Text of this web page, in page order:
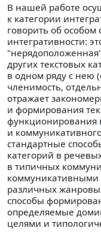
В нашей работе
к категории
говорить об особом
интегративности:
других текстовых
в одном ряду с нею
членимость,
отражает
и формирования
функционирования
и
стандартные
категорий в
в типичных
коммуникативными
различных
способы
определяемые
целями и